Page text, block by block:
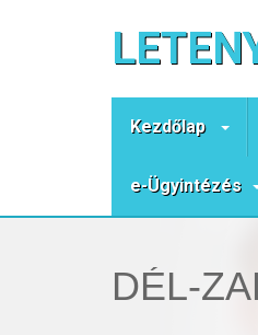
Kezdőlap
e-Ügyintézés
DÉL-